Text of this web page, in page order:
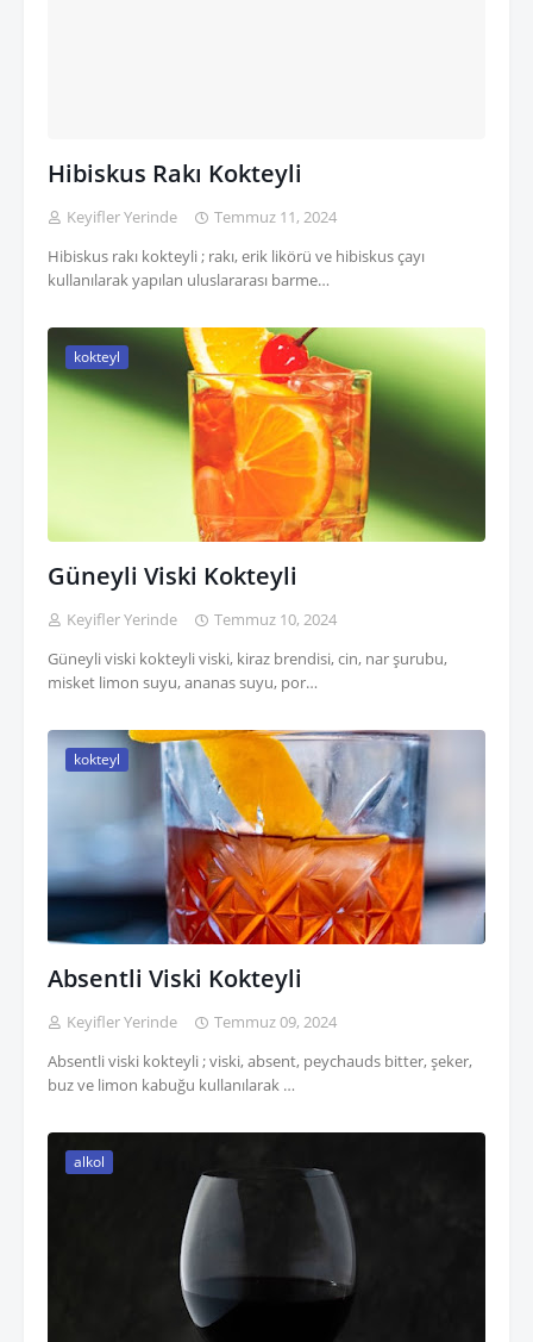
Hibiskus Rakı Kokteyli
Keyifler Yerinde
Temmuz 11, 2024
Hibiskus rakı kokteyli ; rakı, erik likörü ve hibiskus çayı
kullanılarak yapılan uluslararası barme…
kokteyl
Güneyli Viski Kokteyli
Keyifler Yerinde
Temmuz 10, 2024
Güneyli viski kokteyli viski, kiraz brendisi, cin, nar şurubu,
misket limon suyu, ananas suyu, por…
kokteyl
Absentli Viski Kokteyli
Keyifler Yerinde
Temmuz 09, 2024
Absentli viski kokteyli ; viski, absent, peychauds bitter, şeker,
buz ve limon kabuğu kullanılarak …
alkol